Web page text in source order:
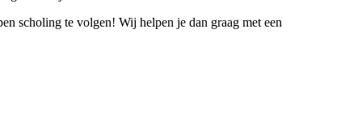
scholing te volgen! Wij helpen je dan graag met een